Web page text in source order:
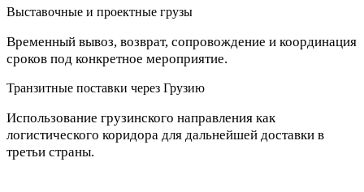
Выставочные и проектные грузы
Временный вывоз, возврат, сопровождение и координация
сроков под конкретное мероприятие.
Транзитные поставки через Грузию
Использование грузинского направления как
логистического коридора для дальнейшей доставки в
третьи страны.